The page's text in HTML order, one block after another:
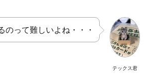
テックス君
のって難しいよね・・・